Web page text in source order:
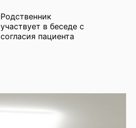
Родственник
участвует в беседе с
согласия пациента